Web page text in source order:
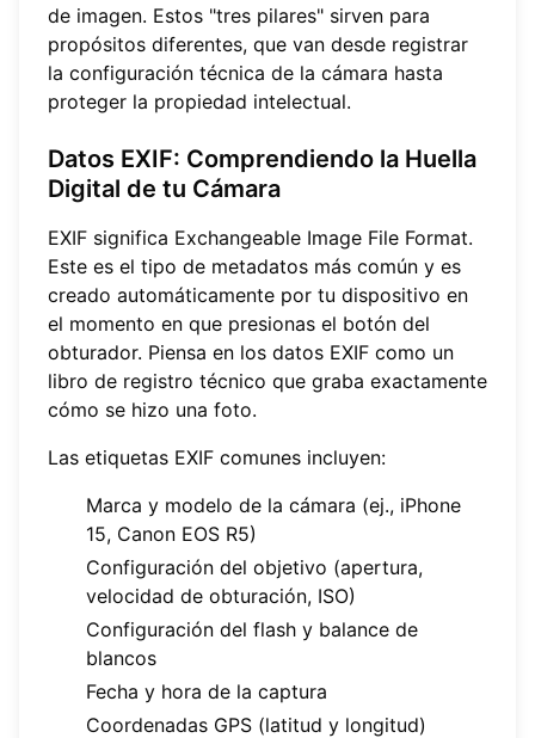
de imagen. Estos "tres pilares" sirven para
propósitos diferentes, que van desde registrar
la configuración técnica de la cámara hasta
proteger la propiedad intelectual.
Datos EXIF: Comprendiendo la Huella
Digital de tu Cámara
EXIF significa Exchangeable Image File Format.
Este es el tipo de metadatos más común y es
creado automáticamente por tu dispositivo en
el momento en que presionas el botón del
obturador. Piensa en los datos EXIF como un
libro de registro técnico que graba exactamente
cómo se hizo una foto.
Las etiquetas EXIF comunes incluyen:
Marca y modelo de la cámara (ej., iPhone
15, Canon EOS R5)
Configuración del objetivo (apertura,
velocidad de obturación, ISO)
Configuración del flash y balance de
blancos
Fecha y hora de la captura
Coordenadas GPS (latitud y longitud)